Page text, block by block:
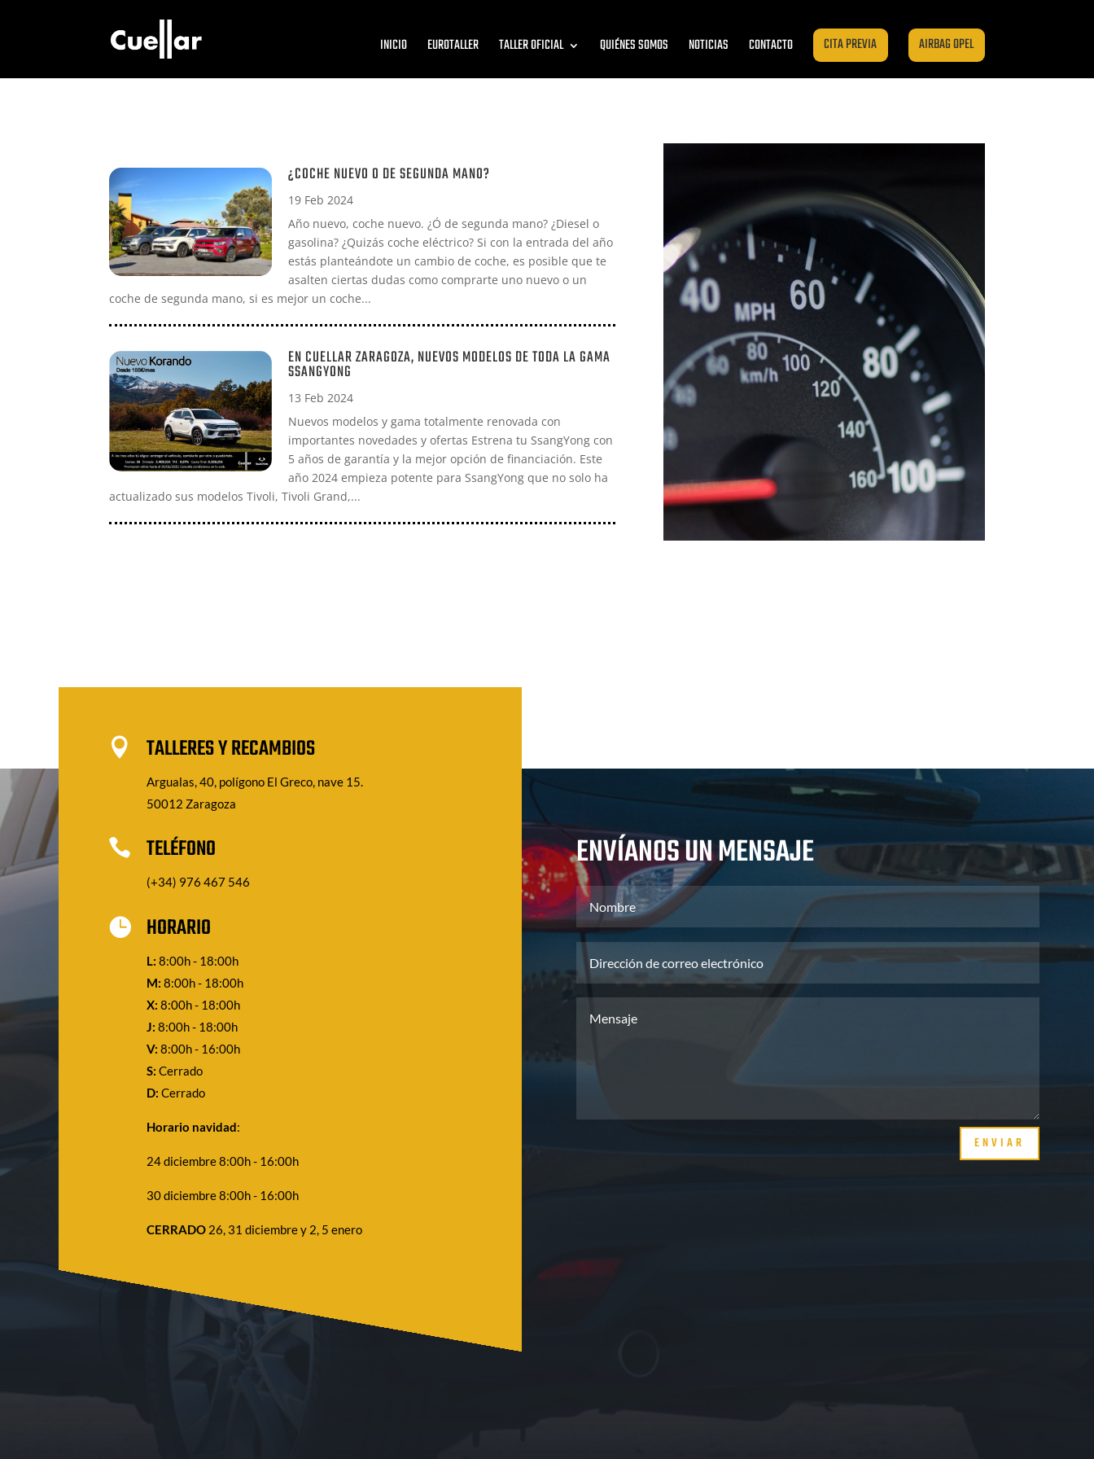
INICIO EUROTALLER TALLER OFICIAL QUIÉNES SOMOS NOTICIAS CONTACTO CITA PREVIA AIRBAG OPEL
¿COCHE NUEVO O DE SEGUNDA MANO?
19 Feb 2024
Año nuevo, coche nuevo. ¿Ó de segunda mano? ¿Diesel o
gasolina? ¿Quizás coche eléctrico? Si con la entrada del año
estás planteándote un cambio de coche, es posible que te
asalten ciertas dudas como comprarte uno nuevo o un
coche de segunda mano, si es mejor un coche...
EN CUELLAR ZARAGOZA, NUEVOS MODELOS DE TODA LA GAMA
SSANGYONG
13 Feb 2024
Nuevos modelos y gama totalmente renovada con
importantes novedades y ofertas Estrena tu SsangYong con
5 años de garantía y la mejor opción de financiación. Este
año 2024 empieza potente para SsangYong que no solo ha
actualizado sus modelos Tivoli, Tivoli Grand,...
 TALLERES Y RECAMBIOS
Argualas, 40, polígono El Greco, nave 15.
50012 Zaragoza
 TELÉFONO
(+34) 976 467 546
 HORARIO
L: 8:00h - 18:00h
M: 8:00h - 18:00h
X: 8:00h - 18:00h
J: 8:00h - 18:00h
V: 8:00h - 16:00h
S: Cerrado
D: Cerrado
Horario navidad:
24 diciembre 8:00h - 16:00h
30 diciembre 8:00h - 16:00h
CERRADO 26, 31 diciembre y 2, 5 enero
ENVÍANOS UN MENSAJE
ENVIAR